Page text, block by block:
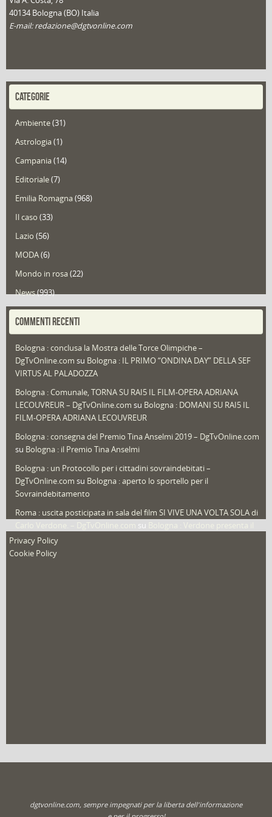
40134 Bologna (BO) Italia
E-mail: redazione@dgtvonline.com
CATEGORIE
Ambiente(31)
Astrologia(1)
Campania(14)
Editoriale(7)
Emilia Romagna(968)
Il caso (33)
Lazio (56)
MODA(6)
Mondo in rosa(22)
News(993)
Portfolio(1)
Redazioni(1.049)
Speciali (22)
Sport
That's Bologna Magazine(25)
Video (archivio) (263)
COMMENTI RECENTI
Bologna : conclusa la Mostra delle Torce Olimpiche –
DgTvOnline.com su Bologna : IL PRIMO “ONDINA DAY” DELLA SEF
VIRTUS AL PALADOZZA
Bologna : Comunale, TORNA SU RAI5 IL FILM-OPERA ADRIANA
LECOUVREUR – DgTvOnline.com su Bologna : DOMANI SU RAI5 IL
FILM-OPERA ADRIANA LECOUVREUR
Bologna : consegna del Premio Tina Anselmi 2019 – DgTvOnline.com
su Bologna : il Premio Tina Anselmi
Bologna : un Protocollo per i cittadini sovraindebitati –
DgTvOnline.com su Bologna : aperto lo sportello per il
Sovraindebitamento
Roma : uscita posticipata in sala del film SI VIVE UNA VOLTA SOLA di
su
nuovo film
Privacy Policy
Cookie Policy
dgtvonline.com, sempre impegnati per la liberta dell'informazione